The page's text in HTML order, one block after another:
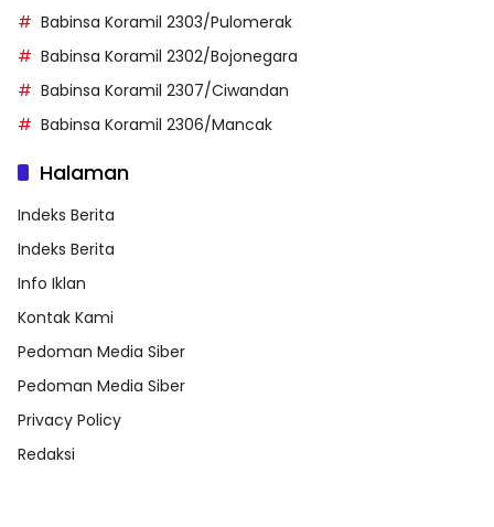
Babinsa Koramil 2303/Pulomerak
Babinsa Koramil 2302/Bojonegara
Babinsa Koramil 2307/Ciwandan
Babinsa Koramil 2306/Mancak
Halaman
Indeks Berita
Indeks Berita
Info Iklan
Kontak Kami
Pedoman Media Siber
Pedoman Media Siber
Privacy Policy
Redaksi